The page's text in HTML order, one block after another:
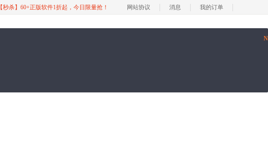
【秒杀】60+正版软件1折起，今日限量抢！ 网站协议 消息 我的订单